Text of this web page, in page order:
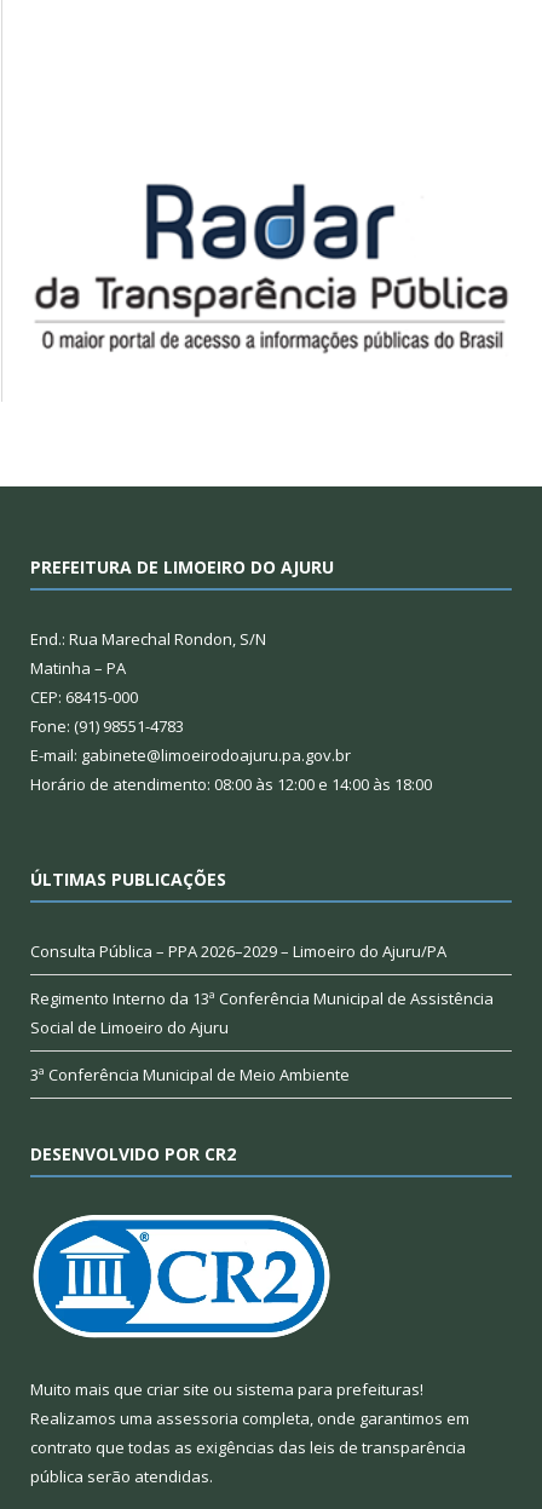
PREFEITURA DE LIMOEIRO DO AJURU
End.: Rua Marechal Rondon, S/N
Matinha – PA
CEP: 68415-000
Fone: (91) 98551-4783
E-mail: gabinete@limoeirodoajuru.pa.gov.br
Horário de atendimento: 08:00 às 12:00 e 14:00 às 18:00
ÚLTIMAS PUBLICAÇÕES
Consulta Pública – PPA 2026–2029 – Limoeiro do Ajuru/PA
Regimento Interno da 13ª Conferência Municipal de Assistência
Social de Limoeiro do Ajuru
3ª Conferência Municipal de Meio Ambiente
DESENVOLVIDO POR CR2
Muito mais que criar site ou sistema para prefeituras!
Realizamos uma assessoria completa, onde garantimos em
contrato que todas as exigências das leis de transparência
pública serão atendidas.